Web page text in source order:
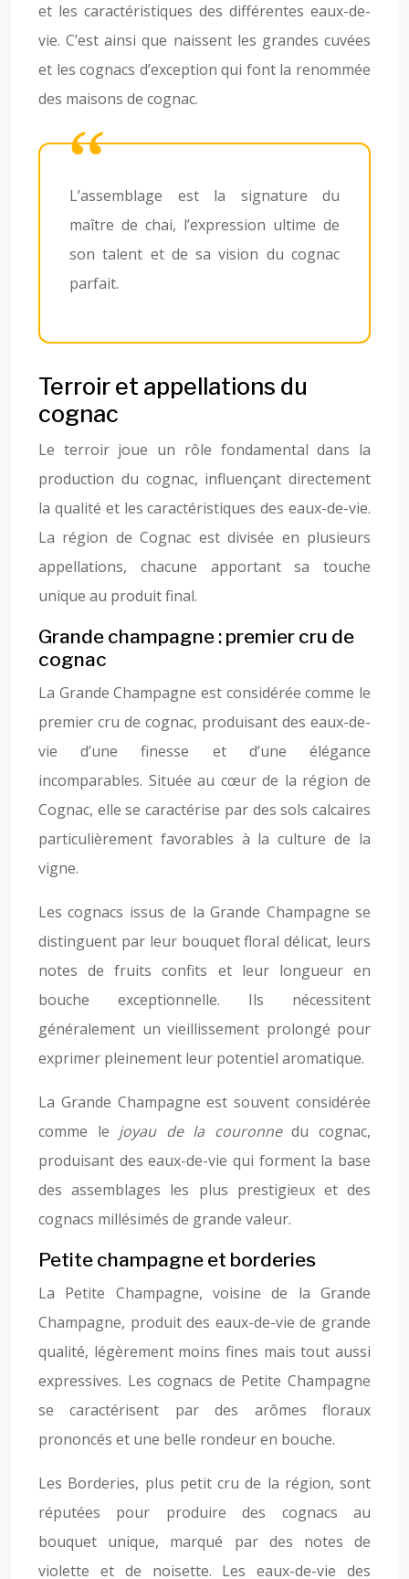
et les caractéristiques des différentes eaux-de-
vie. C’est ainsi que naissent les grandes cuvées
et les cognacs d’exception qui font la renommée
des maisons de cognac.
L’assemblage est la signature du
maître de chai, l’expression ultime de
son talent et de sa vision du cognac
parfait.
Terroir et appellations du
cognac
Le terroir joue un rôle fondamental dans la
production du cognac, influençant directement
la qualité et les caractéristiques des eaux-de-vie.
La région de Cognac est divisée en plusieurs
appellations, chacune apportant sa touche
unique au produit final.
Grande champagne : premier cru de
cognac
La Grande Champagne est considérée comme le
premier cru de cognac, produisant des eaux-de-
vie d’une finesse et d’une élégance
incomparables. Située au cœur de la région de
Cognac, elle se caractérise par des sols calcaires
particulièrement favorables à la culture de la
vigne.
Les cognacs issus de la Grande Champagne se
distinguent par leur bouquet floral délicat, leurs
notes de fruits confits et leur longueur en
bouche exceptionnelle. Ils nécessitent
généralement un vieillissement prolongé pour
exprimer pleinement leur potentiel aromatique.
La Grande Champagne est souvent considérée
comme le joyau de la couronnedu cognac,
produisant des eaux-de-vie qui forment la base
des assemblages les plus prestigieux et des
cognacs millésimés de grande valeur.
Petite champagne et borderies
La Petite Champagne, voisine de la Grande
Champagne, produit des eaux-de-vie de grande
qualité, légèrement moins fines mais tout aussi
expressives. Les cognacs de Petite Champagne
se caractérisent par des arômes floraux
prononcés et une belle rondeur en bouche.
Les Borderies, plus petit cru de la région, sont
réputées pour produire des cognacs au
bouquet unique, marqué par des notes de
violette et de noisette. Les eaux-de-vie des